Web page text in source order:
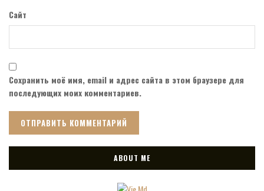
Сайт
Сохранить моё имя, email и адрес сайта в этом браузере для
последующих моих комментариев.
ABOUT ME